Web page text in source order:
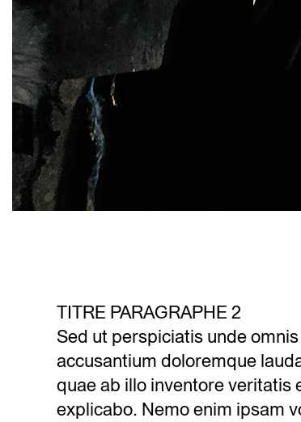
TITRE PARAGRAPHE 2
Sed ut perspiciatis unde
accusantium doloremque
quae ab illo inventore veritatis
explicabo. Nemo enim ipsam